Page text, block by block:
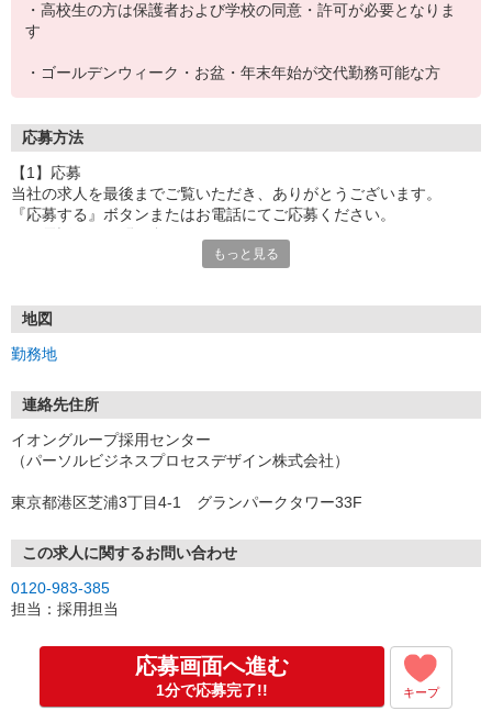
・高校生の方は保護者および学校の同意・許可が必要となりま
す
・ゴールデンウィーク・お盆・年末年始が交代勤務可能な方
応募方法
【1】応募
当社の求人を最後までご覧いただき、ありがとうございます。
『応募する』ボタンまたはお電話にてご応募ください。
ご回答をお願いします。（所要時間は約2分）
WEB応募の方へは、メールで面接予約用のURLを送付いたしますの
で、
ご希望の面接日時を選択ください。
※電話応募の方は、応募時に決定させていただきます
す！
【4】面接
履歴書の内容に沿ってお話し出来ればと思います◎
マスク着用OK◎
お仕事内容の説明、シフトのご相談、簡単な筆記試験と適性検査、
もっと見る
地図
勤務地
連絡先住所
イオングループ採用センター
（パーソルビジネスプロセスデザイン株式会社）
東京都港区芝浦3丁目4-1 グランパークタワー33F
この求人に関するお問い合わせ
0120-983-385
担当：採用担当
応募画面へ進む
1分で応募完了!! キープ